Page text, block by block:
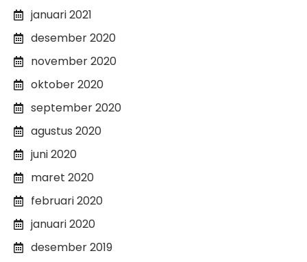
januari 2021
desember 2020
november 2020
oktober 2020
september 2020
agustus 2020
juni 2020
maret 2020
februari 2020
januari 2020
desember 2019